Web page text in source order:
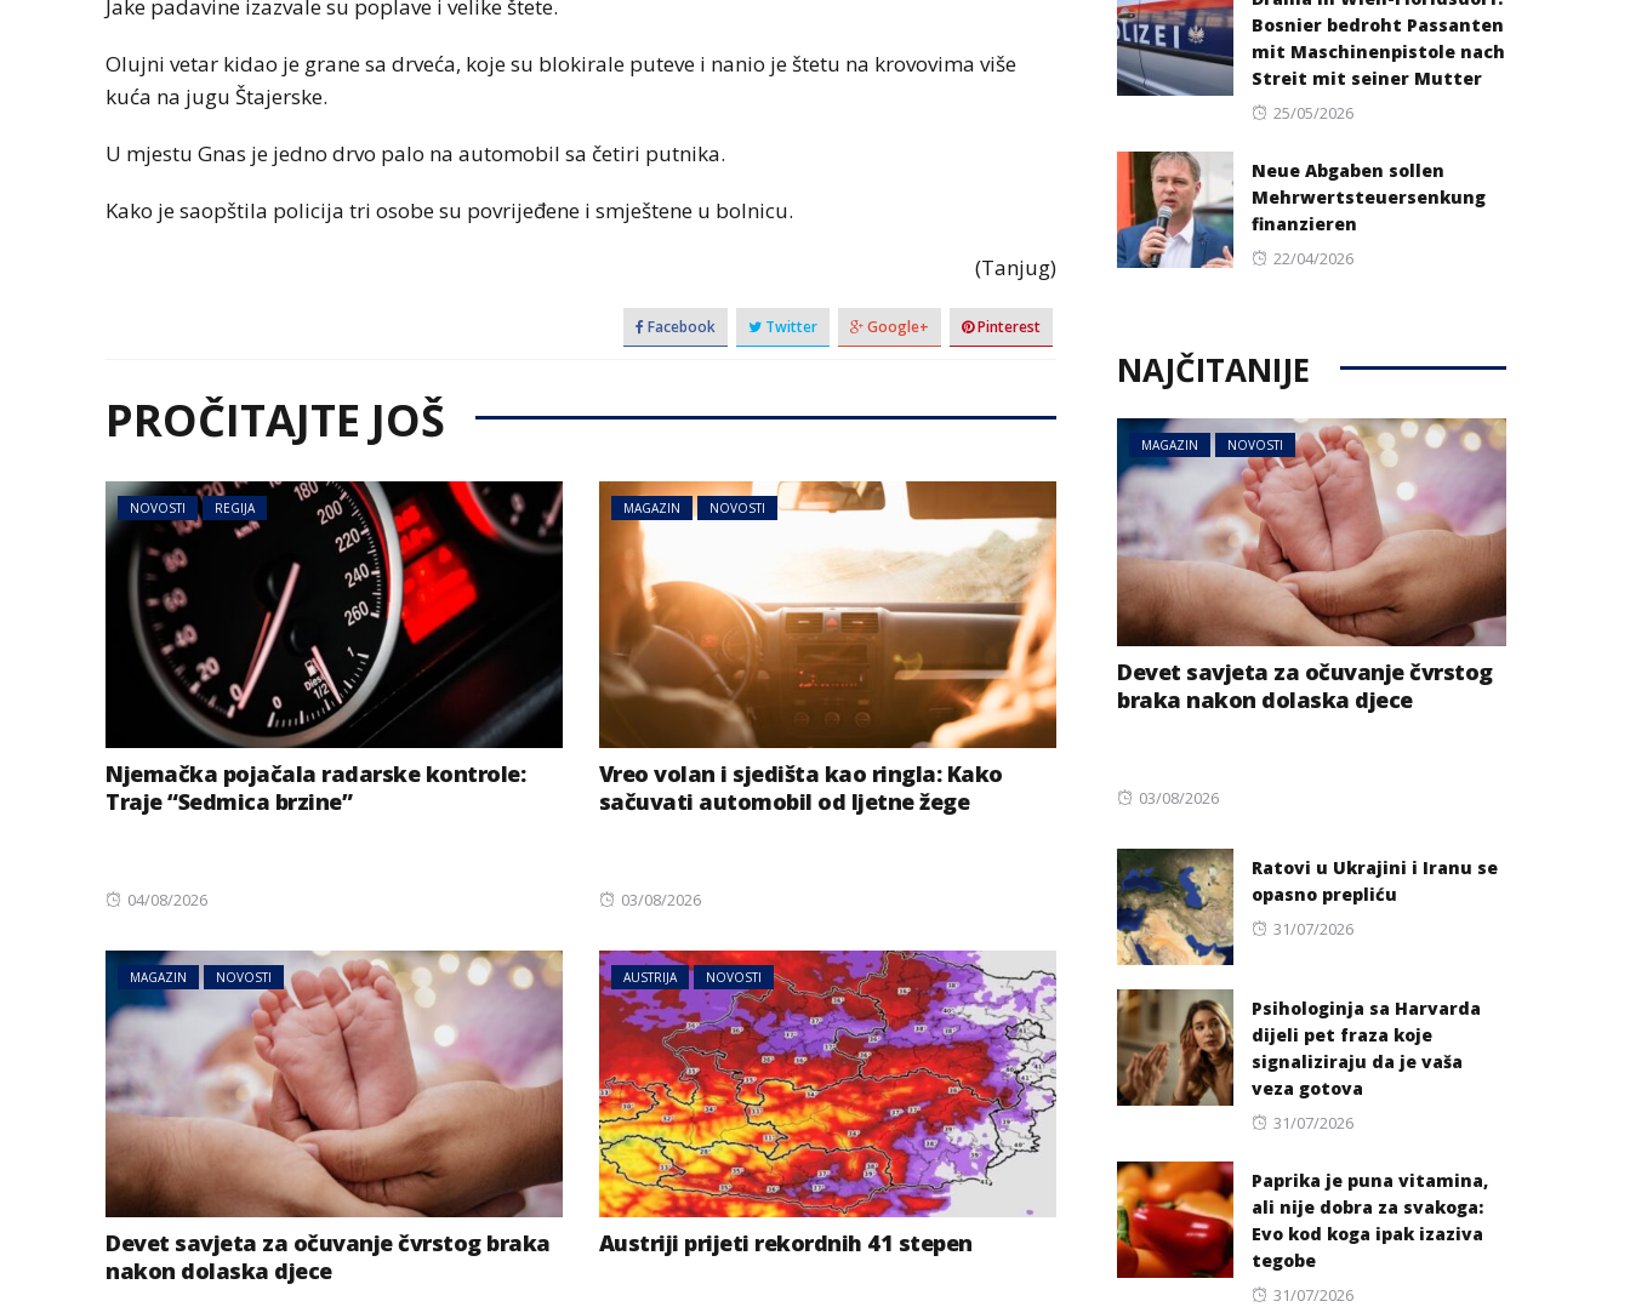
Jake padavine izazvale su poplave i velike štete.
Olujni vetar kidao je grane sa drveća, koje su blokirale puteve i nanio je štetu na krovovima više
kuća na jugu Štajerske.
U mjestu Gnas je jedno drvo palo na automobil sa četiri putnika.
Kako je saopštila policija tri osobe su povrijeđene i smještene u bolnicu.
(Tanjug)
Facebook Twitter Google+ Pinterest
PROČITAJTE JOŠ
NOVOSTI REGIJA
Njemačka pojačala radarske kontrole:
Traje “Sedmica brzine”
Posted
04/08/2026
MAGAZIN NOVOSTI
Vreo volan i sjedišta kao ringla: Kako
sačuvati automobil od ljetne žege
Posted
03/08/2026
MAGAZIN NOVOSTI
Devet savjeta za očuvanje čvrstog braka
nakon dolaska djece
AUSTRIJA NOVOSTI
Austriji prijeti rekordnih 41 stepen
Bosnier bedroht Passanten
mit Maschinenpistole nach
Streit mit seiner Mutter
Posted
25/05/2026
Neue Abgaben sollen
Mehrwertsteuersenkung
finanzieren
Posted
22/04/2026
NAJČITANIJE
MAGAZIN NOVOSTI
Devet savjeta za očuvanje čvrstog
braka nakon dolaska djece
Posted
03/08/2026
Ratovi u Ukrajini i Iranu se
opasno prepliću
Posted
31/07/2026
Psihologinja sa Harvarda
dijeli pet fraza koje
signaliziraju da je vaša
veza gotova
Posted
31/07/2026
Paprika je puna vitamina,
ali nije dobra za svakoga:
Evo kod koga ipak izaziva
tegobe
Posted
31/07/2026